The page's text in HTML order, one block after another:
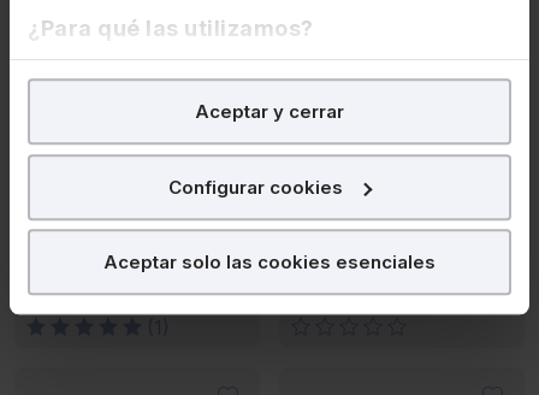
¿Para qué las utilizamos?
En Lefebvre utilizamos las cookies confines
para tratar demejorar tu experiencia
nuestra página web. También con fines publicitarios,
¿Qué puedes hacer?
Puedesaceptarlas cookies para que tu experiencia
Aceptar y cerrar
Configurar cookies
Aceptar solo las cookies esenciales
MEMENTOS
Memento Bancario 2010-
2011
MEMENTOS
Memento Normas
Internacionales de